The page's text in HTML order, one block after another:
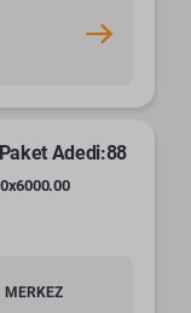
Adedi:88
MERKEZ